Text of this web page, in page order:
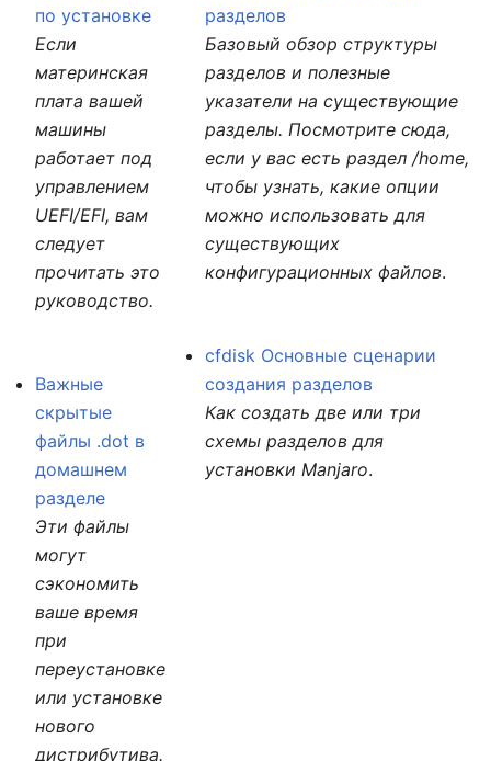
по установке
Если
материнская
плата вашей
машины
работает под
управлением
UEFI/EFI, вам
следует
прочитать это
руководство.
Важные
скрытые
файлы .dot в
домашнем
разделе
Эти файлы
могут
сэкономить
ваше время
при
переустановке
или установке
нового
дистрибутива.
разделов
Базовый обзор структуры
разделов и полезные
указатели на существующие
разделы. Посмотрите сюда,
если у вас есть раздел /home,
чтобы узнать, какие опции
можно использовать для
существующих
конфигурационных файлов.
cfdisk Основные сценарии
создания разделов
Как создать две или три
схемы разделов для
установки Manjaro.